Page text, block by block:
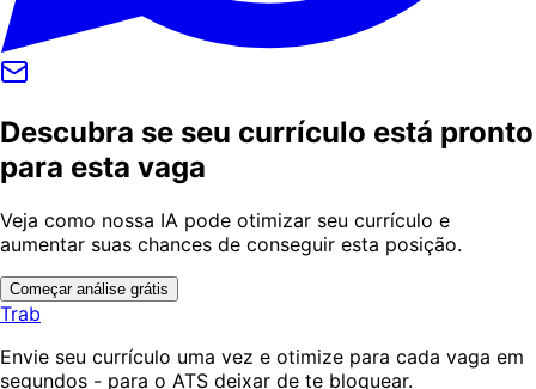
Descubra se seu currículo está pronto
para esta vaga
Veja como nossa IA pode otimizar seu currículo e
aumentar suas chances de conseguir esta posição.
Começar análise grátis
Trab
Envie seu currículo uma vez e otimize para cada vaga em
segundos - para o ATS deixar de te bloquear.